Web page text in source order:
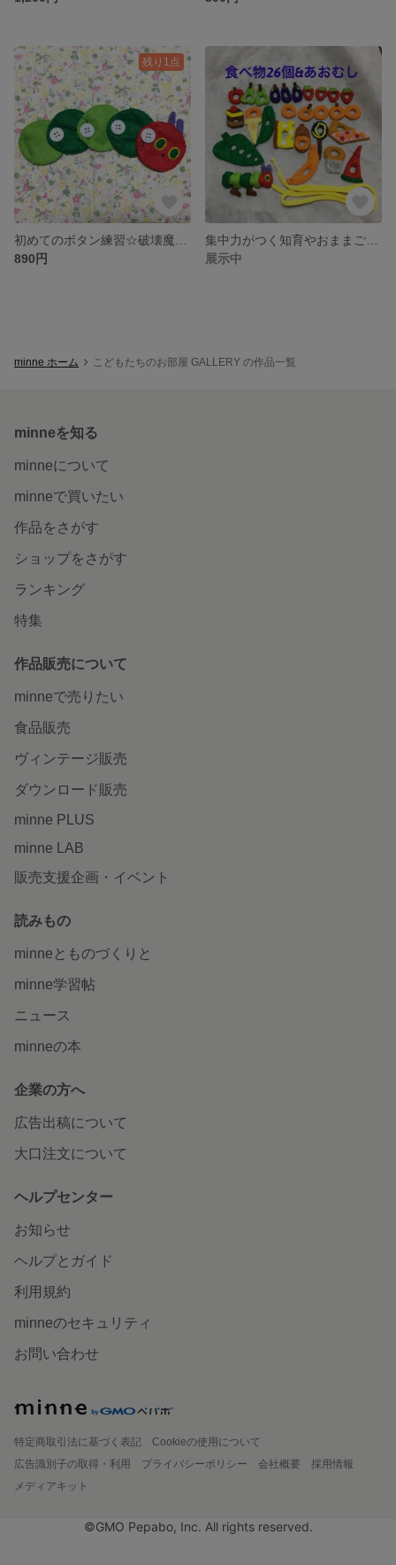
残り1点
890円
展示中
minne ホーム こどもたちのお部屋 GALLERY の作品一覧
minneを知る
minneについて
minneで買いたい
作品をさがす
ショップをさがす
ランキング
特集
作品販売について
minneで売りたい
食品販売
ヴィンテージ販売
ダウンロード販売
minne PLUS
minne LAB
販売支援企画・イベント
読みもの
minneとものづくりと
minne学習帖
ニュース
minneの本
企業の方へ
広告出稿について
大口注文について
ヘルプセンター
お知らせ
ヘルプとガイド
利用規約
minneのセキュリティ
お問い合わせ
特定商取引法に基づく表記
Cookieの使用について
広告識別子の取得・利用
プライバシーポリシー 会社概要
採用情報
メディアキット
©GMO Pepabo, Inc. All rights reserved.